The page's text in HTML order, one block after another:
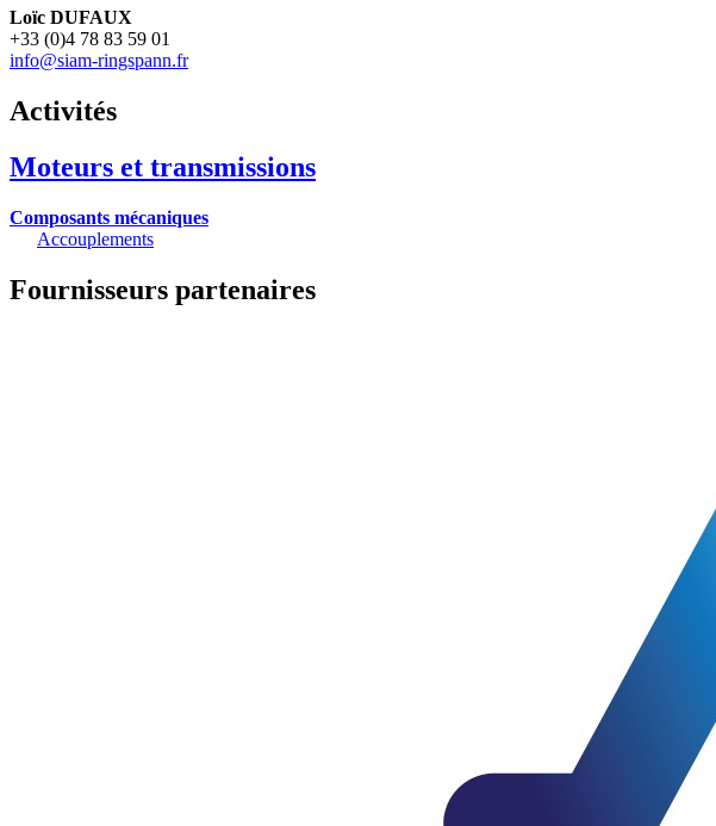
Loïc DUFAUX
+33 (0)4 78 83 59 01
info@siam-ringspann.fr
Activités
Moteurs et transmissions
Composants mécaniques
Accouplements
Fournisseurs partenaires